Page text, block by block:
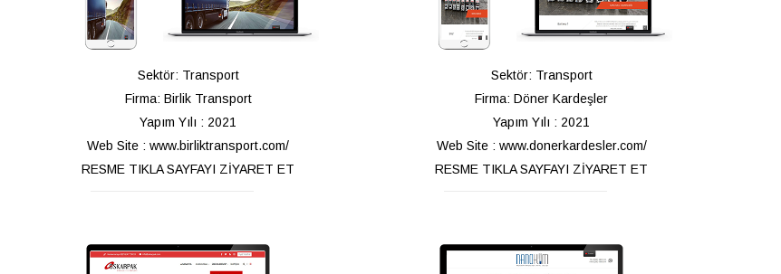
Sektör: Transport
Firma: Birlik Transport
Yapım Yılı : 2021
Web Site : www.birliktransport.com/
RESME TIKLA SAYFAYI ZİYARET ET
Sektör: Transport
Firma: Döner Kardeşler
Yapım Yılı : 2021
Web Site : www.donerkardesler.com/
RESME TIKLA SAYFAYI ZİYARET ET